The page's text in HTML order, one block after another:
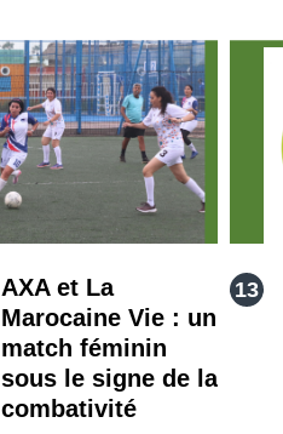
AXA et La
Marocaine Vie : un
match féminin
sous le signe de la
combativité